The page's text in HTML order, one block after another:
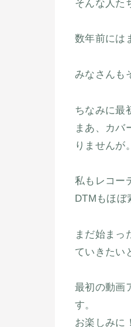
そんな人た
数年前には
みなさんも
ちなみに最
まあ、カバ
りませんが
私もレコー
DTMもほぼ
まだ始まっ
ていきたい
最初の動画
す。
お楽しみに